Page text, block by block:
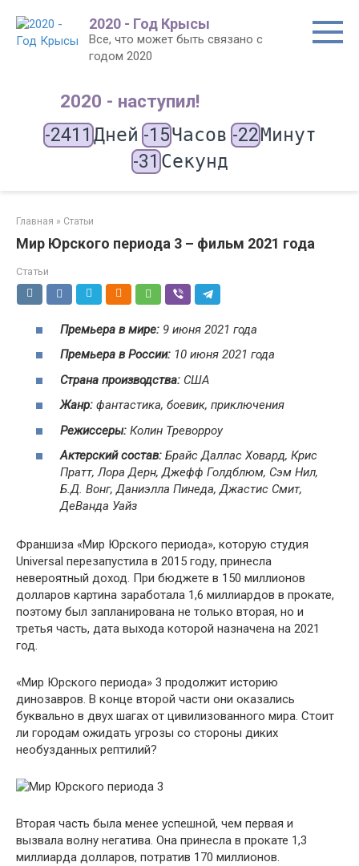
контенту
2020 - Год Крысы
Все, что может быть связано с
годом 2020
2020 - наступил!
-2411Дней -15Часов -22Минут
-31Секунд
Главная » Статьи
Мир Юрского периода 3 – фильм 2021 года
Статьи
Премьера в мире: 9 июня 2021 года
Премьера в России: 10 июня 2021 года
Страна производства: США
Жанр: фантастика, боевик, приключения
Режиссеры: Колин Треворроу
Актерский состав: Брайс Даллас Ховард, Крис
Пратт, Лора Дерн, Джефф Голдблюм, Сэм Нил,
Б.Д. Вонг, Даниэлла Пинеда, Джастис Смит,
ДеВанда Уайз
Франшиза «Мир Юрского периода», которую студия
Universal перезапустила в 2015 году, принесла
невероятный доход. При бюджете в 150 миллионов
долларов картина заработала 1,6 миллиардов в прокате,
поэтому был запланирована не только вторая, но и
третья часть, дата выхода которой назначена на 2021
год.
«Мир Юрского периода» 3 продолжит историю
динозавров. В конце второй части они оказались
буквально в двух шагах от цивилизованного мира. Стоит
ли городам ожидать угрозы со стороны диких
необузданных рептилий?
Вторая часть была менее успешной, чем первая и
вызвала волну негатива. Она принесла в прокате 1,3
миллиарда долларов, потратив 170 миллионов.